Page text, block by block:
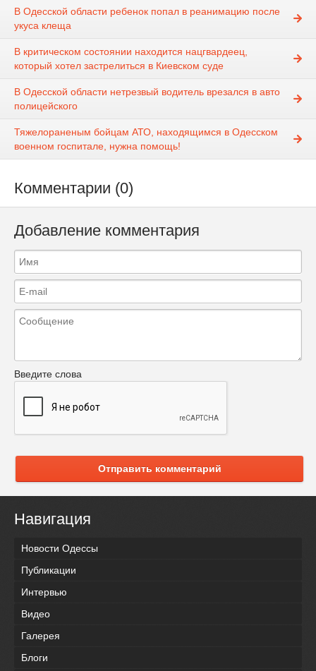
В Одесской области ребенок попал в реанимацию после
укуса клеща
В критическом состоянии находится нацгвардеец,
который хотел застрелиться в Киевском суде
В Одесской области нетрезвый водитель врезался в авто
полицейского
Тяжелораненым бойцам АТО, находящимся в Одесском
военном госпитале, нужна помощь!
Комментарии (0)
Добавление комментария
Введите слова
Отправить комментарий
Навигация
Новости Одессы
Публикации
Интервью
Видео
Галерея
Блоги